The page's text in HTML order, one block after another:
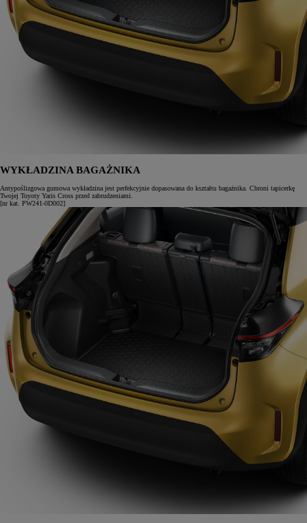
WYKŁADZINA BAGAŻNIKA
Antypoślizgowa gumowa wykładzina jest perfekcyjnie dopasowana do kształtu bagażnika. Chroni tapicerkę
Twojej Toyoty Yaris Cross przed zabrudzeniami.
[nr kat. PW241-0D002]